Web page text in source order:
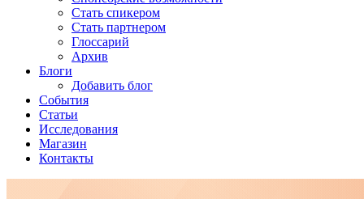
Стать спикером
Стать партнером
Глоссарий
Архив
Блоги
Добавить блог
События
Статьи
Исследования
Магазин
Контакты